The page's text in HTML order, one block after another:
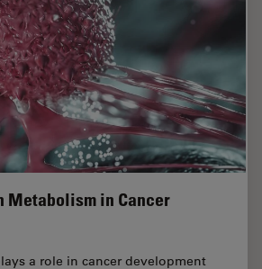
Metabolism in Cancer
a role in cancer development